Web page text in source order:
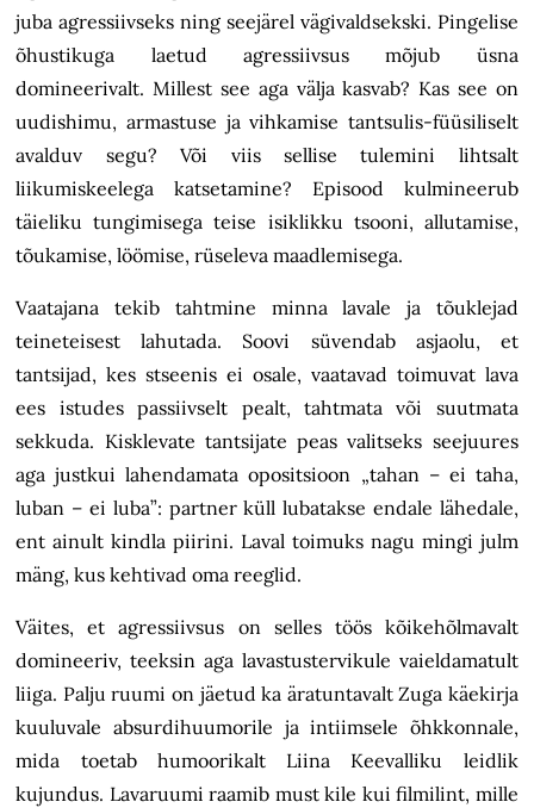
juba agressiivseks ning seejärel vägivaldsekski. Pingelise
õhustikuga laetud agressiivsus mõjub üsna
domineerivalt. Millest see aga välja kasvab? Kas see on
uudishimu, armastuse ja vihkamise tantsulis-füüsiliselt
avalduv segu? Või viis sellise tulemini lihtsalt
liikumiskeelega katsetamine? Episood kulmineerub
täieliku tungimisega teise isiklikku tsooni, allutamise,
tõukamise, löömise, rüseleva maadlemisega.
Vaatajana tekib tahtmine minna lavale ja tõuklejad
teineteisest lahutada. Soovi süvendab asjaolu, et
tantsijad, kes stseenis ei osale, vaatavad toimuvat lava
ees istudes passiivselt pealt, tahtmata või suutmata
sekkuda. Kisklevate tantsijate peas valitseks seejuures
aga justkui lahendamata opositsioon „tahan – ei taha,
luban – ei luba”: partner küll lubatakse endale lähedale,
ent ainult kindla piirini. Laval toimuks nagu mingi julm
mäng, kus kehtivad oma reeglid.
Väites, et agressiivsus on selles töös kõikehõlmavalt
domineeriv, teeksin aga lavastustervikule vaieldamatult
liiga. Palju ruumi on jäetud ka äratuntavalt Zuga käekirja
kuuluvale absurdihuumorile ja intiimsele õhkkonnale,
mida toetab humoorikalt Liina Keevalliku leidlik
kujundus. Lavaruumi raamib must kile kui filmilint, mille